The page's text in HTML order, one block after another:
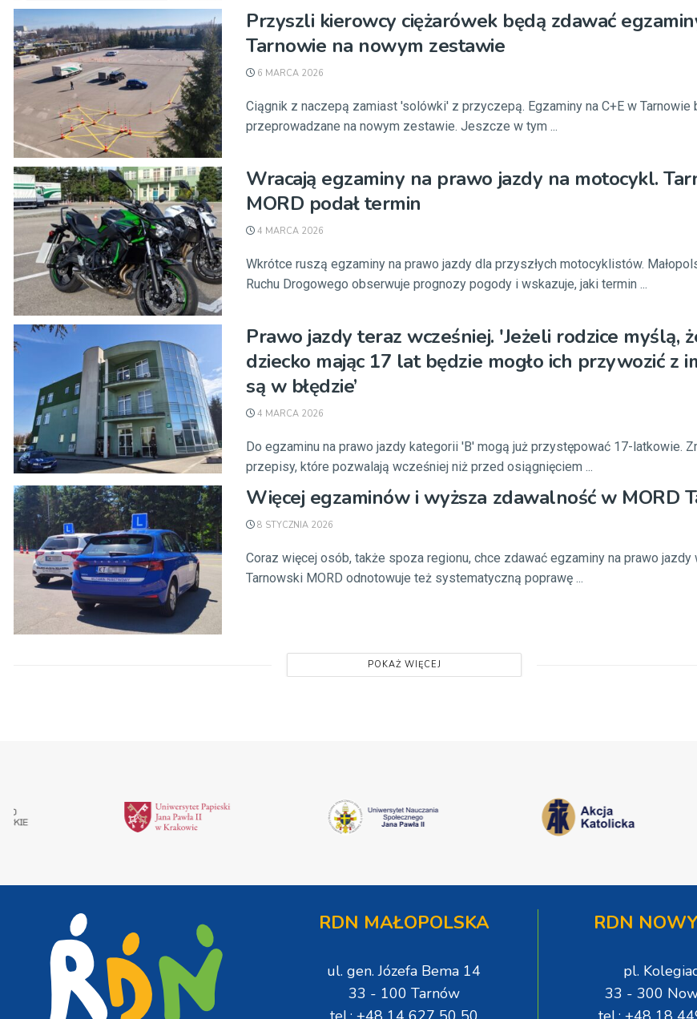
Przyszli kierowcy ciężarówek będą zdawać
Tarnowie na nowym zestawie
6 MARCA 2026
Ciągnik z naczepą zamiast 'solówki' z przyczepą. Egzaminy na C+E w Tarnowie
przeprowadzane na nowym zestawie. Jeszcze w tym ...
Wracają egzaminy na prawo jazdy na motocykl.
MORD podał termin
4 MARCA 2026
Wkrótce ruszą egzaminy na prawo jazdy dla przyszłych motocyklistów.
Ruchu Drogowego obserwuje prognozy pogody i wskazuje, jaki termin ...
Prawo jazdy teraz wcześniej. 'Jeżeli rodzice myślą,
dziecko mając 17 lat będzie mogło ich przywozić z
są w błędzie’
4 MARCA 2026
Do egzaminu na prawo jazdy kategorii 'B' mogą już przystępować 17-latkowie.
przepisy, które pozwalają wcześniej niż przed osiągnięciem ...
Więcej egzaminów i wyższa zdawalność w MORD
8 STYCZNIA 2026
Coraz więcej osób, także spoza regionu, chce zdawać egzaminy na prawo jazdy
Tarnowski MORD odnotowuje też systematyczną poprawę ...
POKAŻ WIĘCEJ
RDN MAŁOPOLSKA
ul. gen. Józefa Bema 14
33 - 100 Tarnów
RDN
pl.
33 - 300